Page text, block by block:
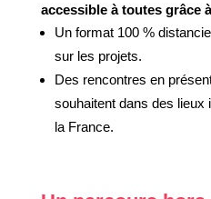
accessible à toutes grâce
Un format 100 %
sur les projets.
Des rencontres en
souhaitent dans des lieux
la France.